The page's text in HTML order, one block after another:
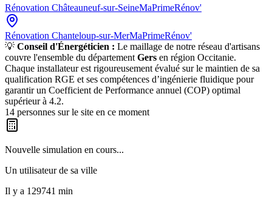
Rénovation Châteauneuf-sur-SeineMaPrimeRénov'
Rénovation Chanteloup-sur-MerMaPrimeRénov'
💡 Conseil d'Énergéticien : Le maillage de notre réseau d'artisans
couvre l'ensemble du département Gers en région Occitanie.
Chaque installateur est rigoureusement évalué sur le maintien de sa
qualification RGE et ses compétences d’ingénierie fluidique pour
garantir un Coefficient de Performance annuel (COP) optimal
supérieur à 4.2.
14 personnes sur le site en ce moment
Nouvelle simulation en cours...
Un utilisateur de sa ville
Il y a 129741 min